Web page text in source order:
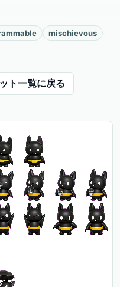
mischievous
ト一覧に戻る